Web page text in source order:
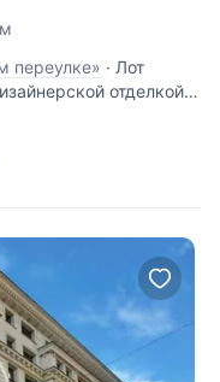
переулке» · Лот
отделкой
материалы) и
спальня,
Пентхаус на 3